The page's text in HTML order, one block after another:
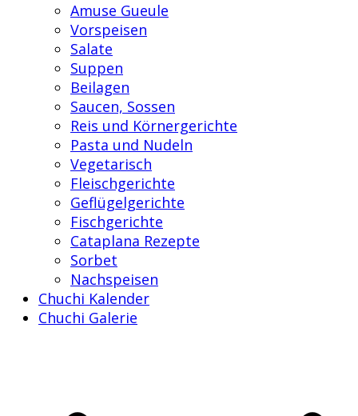
Amuse Gueule
Vorspeisen
Salate
Suppen
Beilagen
Saucen, Sossen
Reis und Körnergerichte
Pasta und Nudeln
Vegetarisch
Fleischgerichte
Geflügelgerichte
Fischgerichte
Cataplana Rezepte
Sorbet
Nachspeisen
Chuchi Kalender
Chuchi Galerie